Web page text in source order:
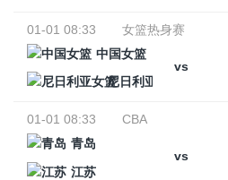
01-01 08:33
女篮热身赛
中国女篮
vs
尼日利亚女篮
01-01 08:33
CBA
青岛
vs
江苏